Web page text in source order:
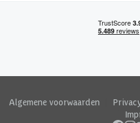
Algemene voorwaarden